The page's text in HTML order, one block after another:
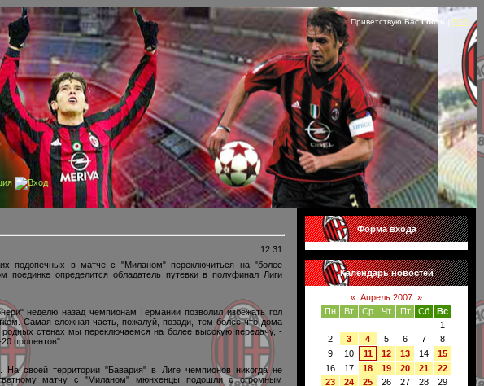
Приветствую ВасГость RSS
Вход
12:31
подопечных в матче с "Миланом" переключиться на "более
определится обладатель путевки в полуфинал Лиги
неделю назад чемпионам Германии позволил избежать гол
Самая сложная часть, пожалуй, позади, тем более что дома
родных стенах мы переключаемся на более высокую передачу, -
процентов".
На своей территории "Бавария" в Лиге чемпионов никогда не
матчу с "Миланом" мюнхенцы подошли с огромным
Форма входа
Календарь новостей
« Апрель 2007 »
Пн
Вт Ср Чт Пт Сб
Вс
1
2
3 4 5 6 7
8
9
10 11 12 13 14
15
16
17 18 19 20 21
22
23
24 25 26 27 28
29